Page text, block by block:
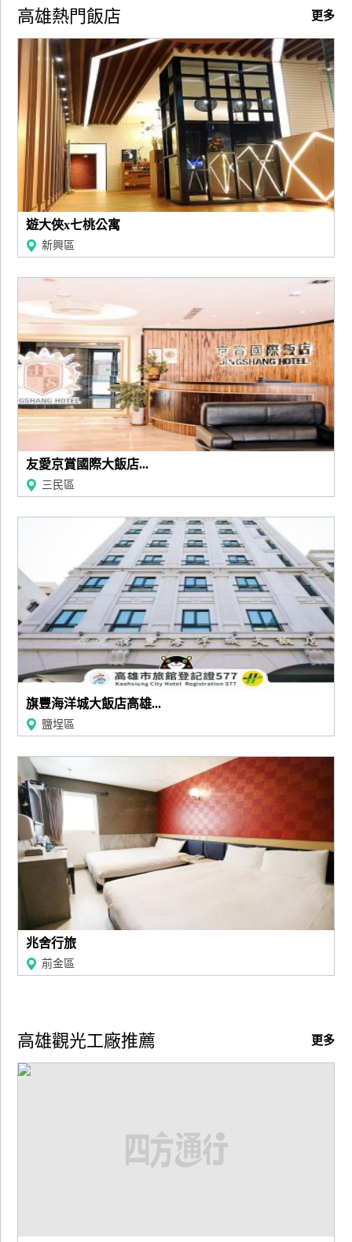
更多
高雄熱門飯店
遊大俠x七桃公寓
新興區
友愛京賞國際大飯店...
三民區
旗豐海洋城大飯店高雄...
鹽埕區
兆舍行旅
前金區
更多
高雄觀光工廠推薦